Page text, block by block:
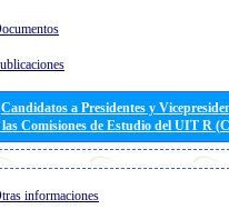
Candidatos a Presidentes y
las Comisiones de Estudio del UIT R
informaciones